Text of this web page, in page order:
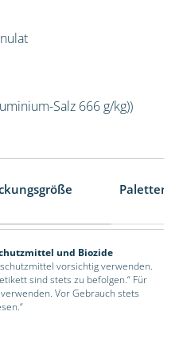
Salz 666 g/kg))
und Biozide
vorsichtig verwenden.
sind stets zu befolgen.“ Für
Vor Gebrauch stets